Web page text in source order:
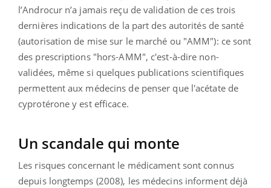
l’Androcur n’a jamais reçu de validation de ces trois
dernières indications de la part des autorités de santé
(autorisation de mise sur le marché ou "AMM"): ce sont
des prescriptions "hors-AMM", c'est-à-dire non-
validées, même si quelques publications scientifiques
permettent aux médecins de penser que l'acétate de
cyprotérone y est efficace.
Un scandale qui monte
Les risques concernant le médicament sont connus
depuis longtemps (2008), les médecins informent déjà